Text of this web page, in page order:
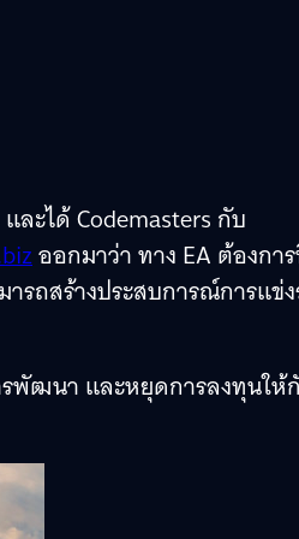
ละได้ Codemasters กับ
ออกมาว่า ทาง EA ต้องกา
ถสร้างประสบการณ์การแข่
รพัฒนา และหยุดการลงทุนให้